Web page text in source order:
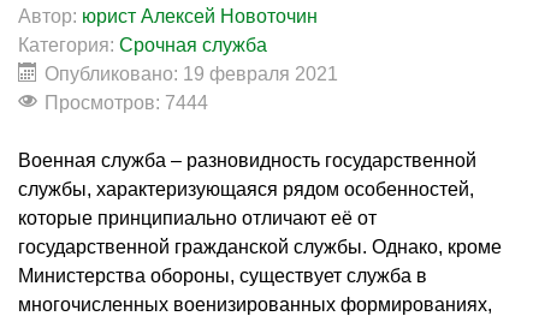
Автор: юрист Алексей Новоточин
Категория: Срочная служба
Опубликовано: 19 февраля 2021
Просмотров: 7444
Военная служба – разновидность государственной
службы, характеризующаяся рядом особенностей,
которые принципиально отличают её от
государственной гражданской службы. Однако, кроме
Министерства обороны, существует служба в
многочисленных военизированных формированиях,